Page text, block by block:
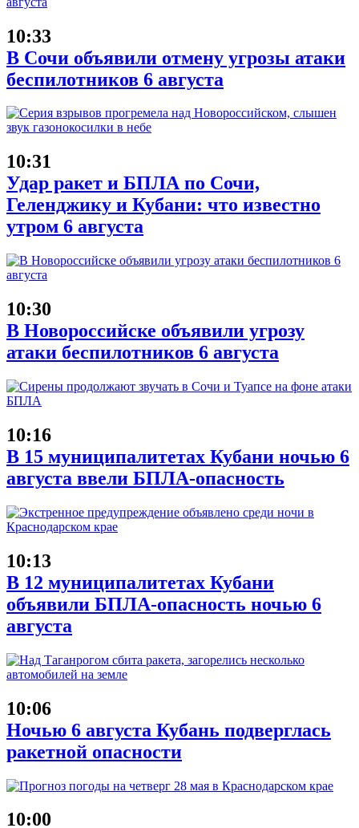
10:33
В Сочи объявили отмену угрозы атаки
беспилотников 6 августа
10:31
Удар ракет и БПЛА по Сочи,
Геленджику и Кубани: что известно
утром 6 августа
10:30
В Новороссийске объявили угрозу
атаки беспилотников 6 августа
10:16
В 15 муниципалитетах Кубани ночью 6
августа ввели БПЛА-опасность
10:13
В 12 муниципалитетах Кубани
объявили БПЛА-опасность ночью 6
августа
10:06
Ночью 6 августа Кубань подверглась
ракетной опасности
10:00